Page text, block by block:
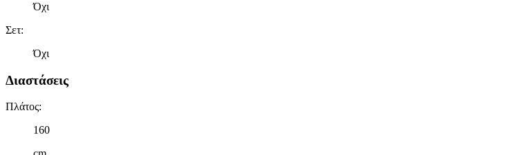
Όχι
Σετ:
Όχι
Διαστάσεις
Πλάτος:
160